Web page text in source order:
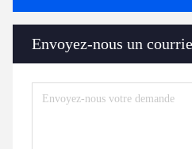
Envoyez-nous un